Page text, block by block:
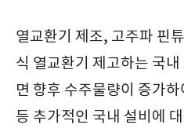
열교환기 제조, 고주파 핀
식 열교환기 제고하는 국
면 향후 수주물량이 증가
등 추가적인 국내 설비에